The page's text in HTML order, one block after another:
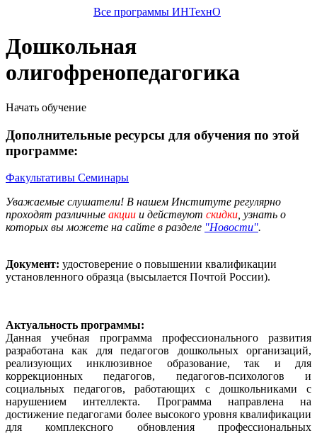
Все программы ИНТехнО
Дошкольная
олигофренопедагогика
Начать обучение
Дополнительные ресурсы для обучения по этой
программе:
Факультативы Семинары
Уважаемые слушатели! В нашем Институте регулярно
проходят различные акции и действуют скидки , узнать о
которых вы можете на сайте в разделе "Новости".
Документ: удостоверение о повышении квалификации
установленного образца (высылается Почтой России).
Актуальность программы:
Данная учебная программа профессионального развития
разработана как для педагогов дошкольных организаций,
реализующих инклюзивное образование, так и для
коррекционных педагогов, педагогов-психологов и
социальных педагогов, работающих с дошкольниками с
нарушением интеллекта. Программа направлена на
достижение педагогами более высокого уровня квалификации
для комплексного обновления профессиональных